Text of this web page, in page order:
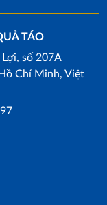
TÁO
Lợi, số 207A
Chí Minh, Việt